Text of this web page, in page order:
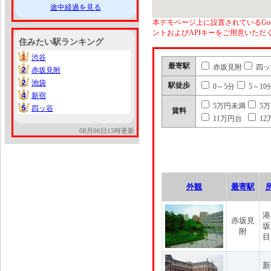
途中経過を見る
住みたい駅ランキング
1
1
渋谷
2
2
赤坂見附
2
2
池袋
4
4
新宿
5
5 四ッ谷
08月06日15時更新
本デモページ上に設置されている
ントおよびAPIキーをご用意いただ
最寄駅 赤坂見附 四
駅徒歩 0～5分 5～10
賃料
5万円未満
5
11万円台
12
外観 最寄駅
赤坂見
附
目